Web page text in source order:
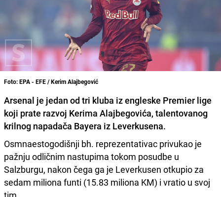
Foto: EPA - EFE / Kerim Alajbegović
Arsenal je jedan od tri kluba iz engleske Premier lige
koji prate razvoj Kerima Alajbegovića, talentovanog
krilnog napadača Bayera iz Leverkusena.
Osmnaestogodišnji bh. reprezentativac privukao je
pažnju odličnim nastupima tokom posudbe u
Salzburgu, nakon čega ga je Leverkusen otkupio za
sedam miliona funti (15.83 miliona KM) i vratio u svoj